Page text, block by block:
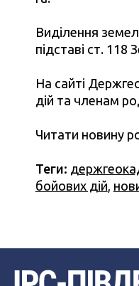
Виділення
підставі ст. 118
На сайті
дій та членам
Читати новину
Теги:
бойових дій,